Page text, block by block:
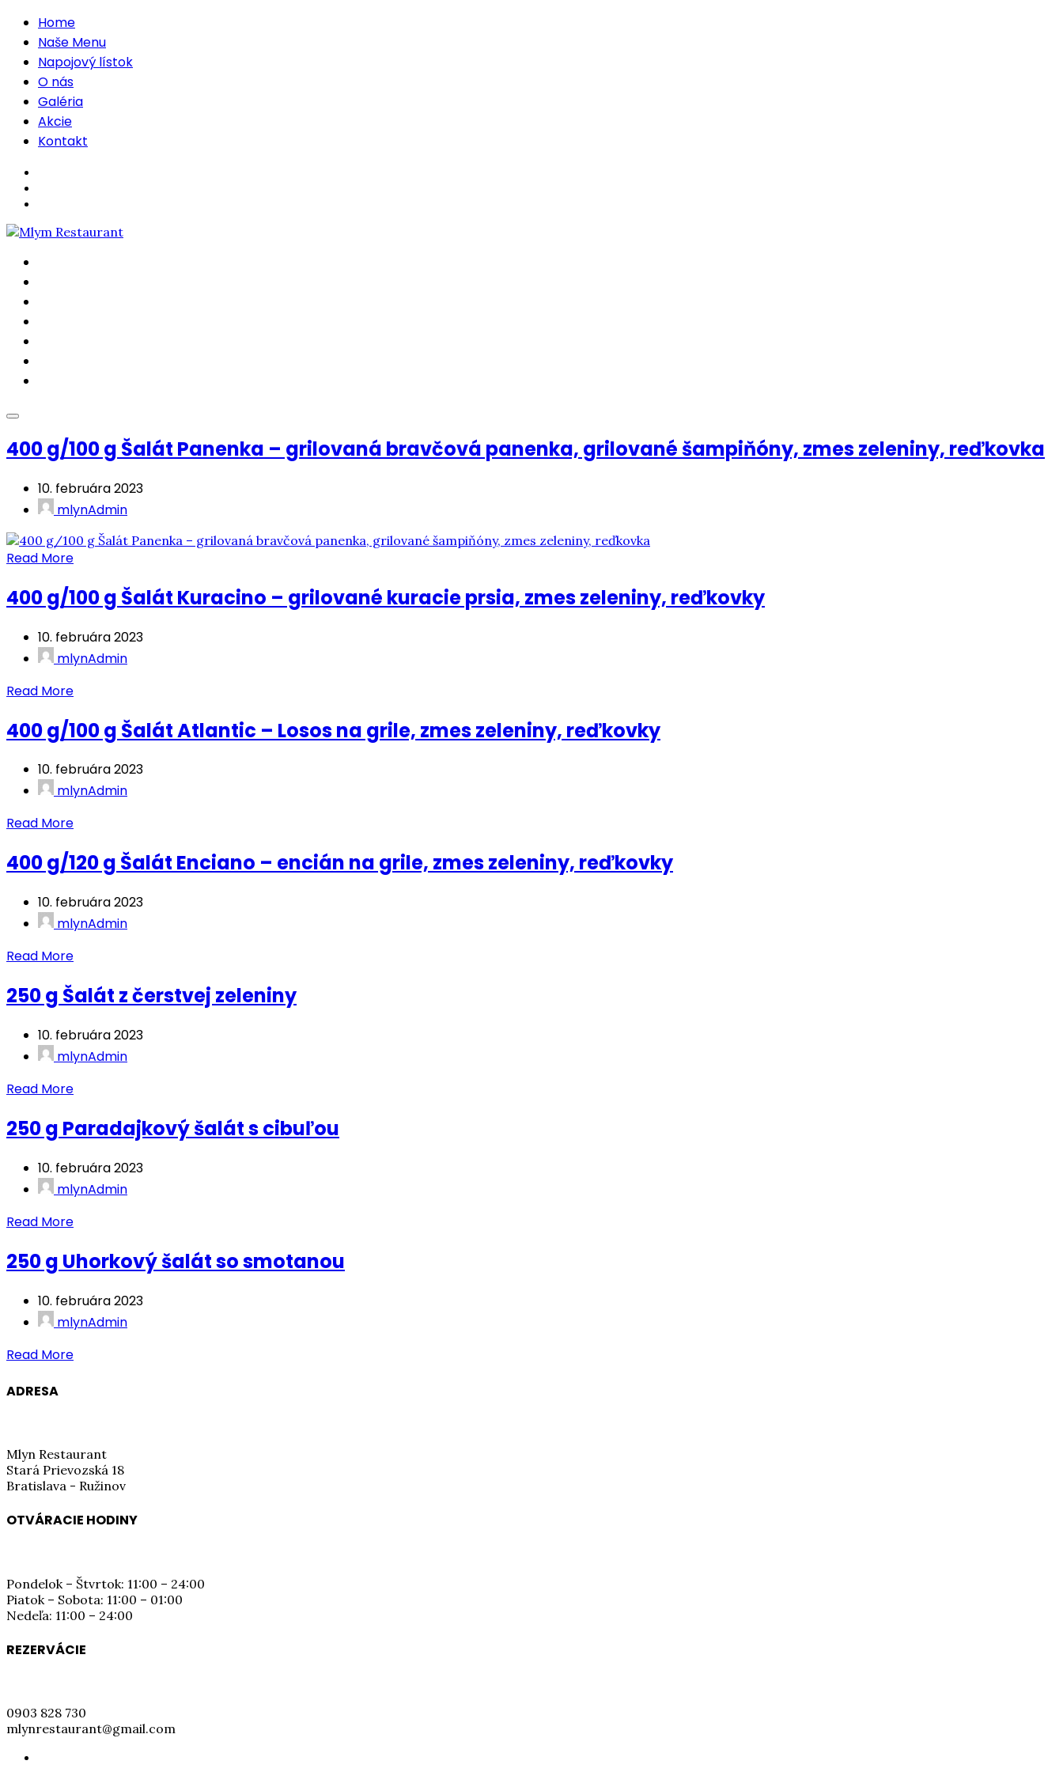
Home
Naše Menu
Napojový lístok
O nás
Galéria
Akcie
Kontakt
400 g/100 g Šalát Panenka – grilovaná bravčová panenka, grilované šampiňóny, zmes zeleniny, reďkovka
10. februára 2023
mlynAdmin
Read More
400 g/100 g Šalát Kuracino – grilované kuracie prsia, zmes zeleniny, reďkovky
10. februára 2023
mlynAdmin
Read More
400 g/100 g Šalát Atlantic – Losos na grile, zmes zeleniny, reďkovky
10. februára 2023
mlynAdmin
Read More
400 g/120 g Šalát Enciano – encián na grile, zmes zeleniny, reďkovky
10. februára 2023
mlynAdmin
Read More
250 g Šalát z čerstvej zeleniny
10. februára 2023
mlynAdmin
Read More
250 g Paradajkový šalát s cibuľou
10. februára 2023
mlynAdmin
Read More
250 g Uhorkový šalát so smotanou
10. februára 2023
mlynAdmin
Read More
ADRESA
Mlyn Restaurant
Stará Prievozská 18
Bratislava - Ružinov
OTVÁRACIE HODINY
Pondelok – Štvrtok: 11:00 – 24:00
Piatok – Sobota: 11:00 – 01:00
Nedeľa: 11:00 – 24:00
REZERVÁCIE
0903 828 730
mlynrestaurant@gmail.com